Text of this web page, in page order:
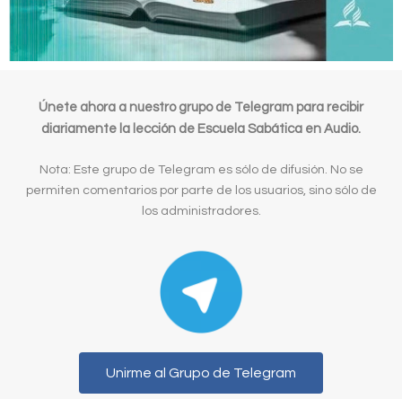
Únete ahora a nuestro grupo de Telegram para recibir
diariamente la lección de Escuela Sabática en Audio.
Nota: Este grupo de Telegram es sólo de difusión. No se
permiten comentarios por parte de los usuarios, sino sólo de
los administradores.
Unirme al Grupo de Telegram